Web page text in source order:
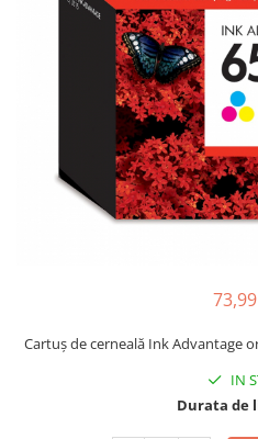
Cartuş de cerneală Ink Advantage
IN
Durata de